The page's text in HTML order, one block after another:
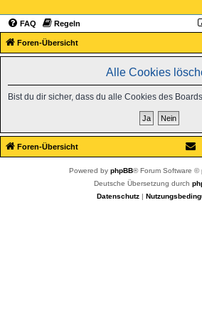
FAQ Regeln
Foren-Übersicht
Alle Cookies
Bist du dir sicher, dass du alle Cookies des
Foren-Übersicht
Powered by phpBB® Forum Software ©
Deutsche Übersetzung durch
Datenschutz|